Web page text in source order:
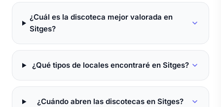
¿Cuál es la discoteca mejor valorada en
Sitges?
¿Qué tipos de locales encontraré en Sitges?
¿Cuándo abren las discotecas en Sitges?